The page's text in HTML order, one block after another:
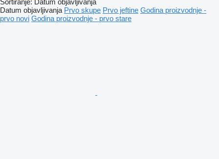
Sortiranje: Datum objavljivanja
Datum objavljivanja Prvo skupe Prvo jeftine Godina proizvodnje -
prvo novi Godina proizvodnje - prvo stare